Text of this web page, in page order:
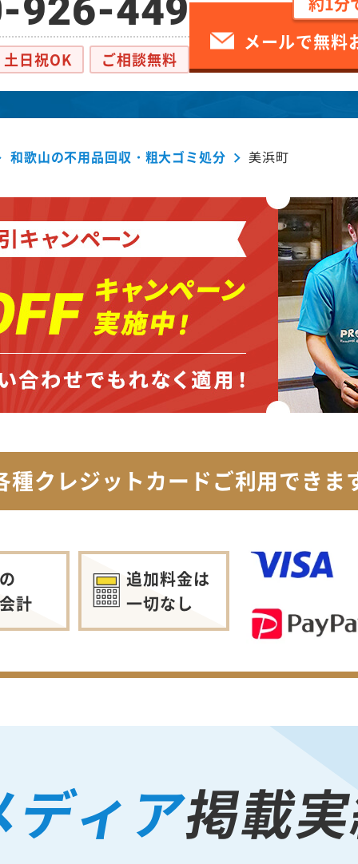
926-449
土日祝OK ご相談無料
メールで無料
和歌山の不用品回収・粗大ゴミ処分 美浜町
種クレジットカードご利用できま
計
追加料金は
一切なし
ディア掲載